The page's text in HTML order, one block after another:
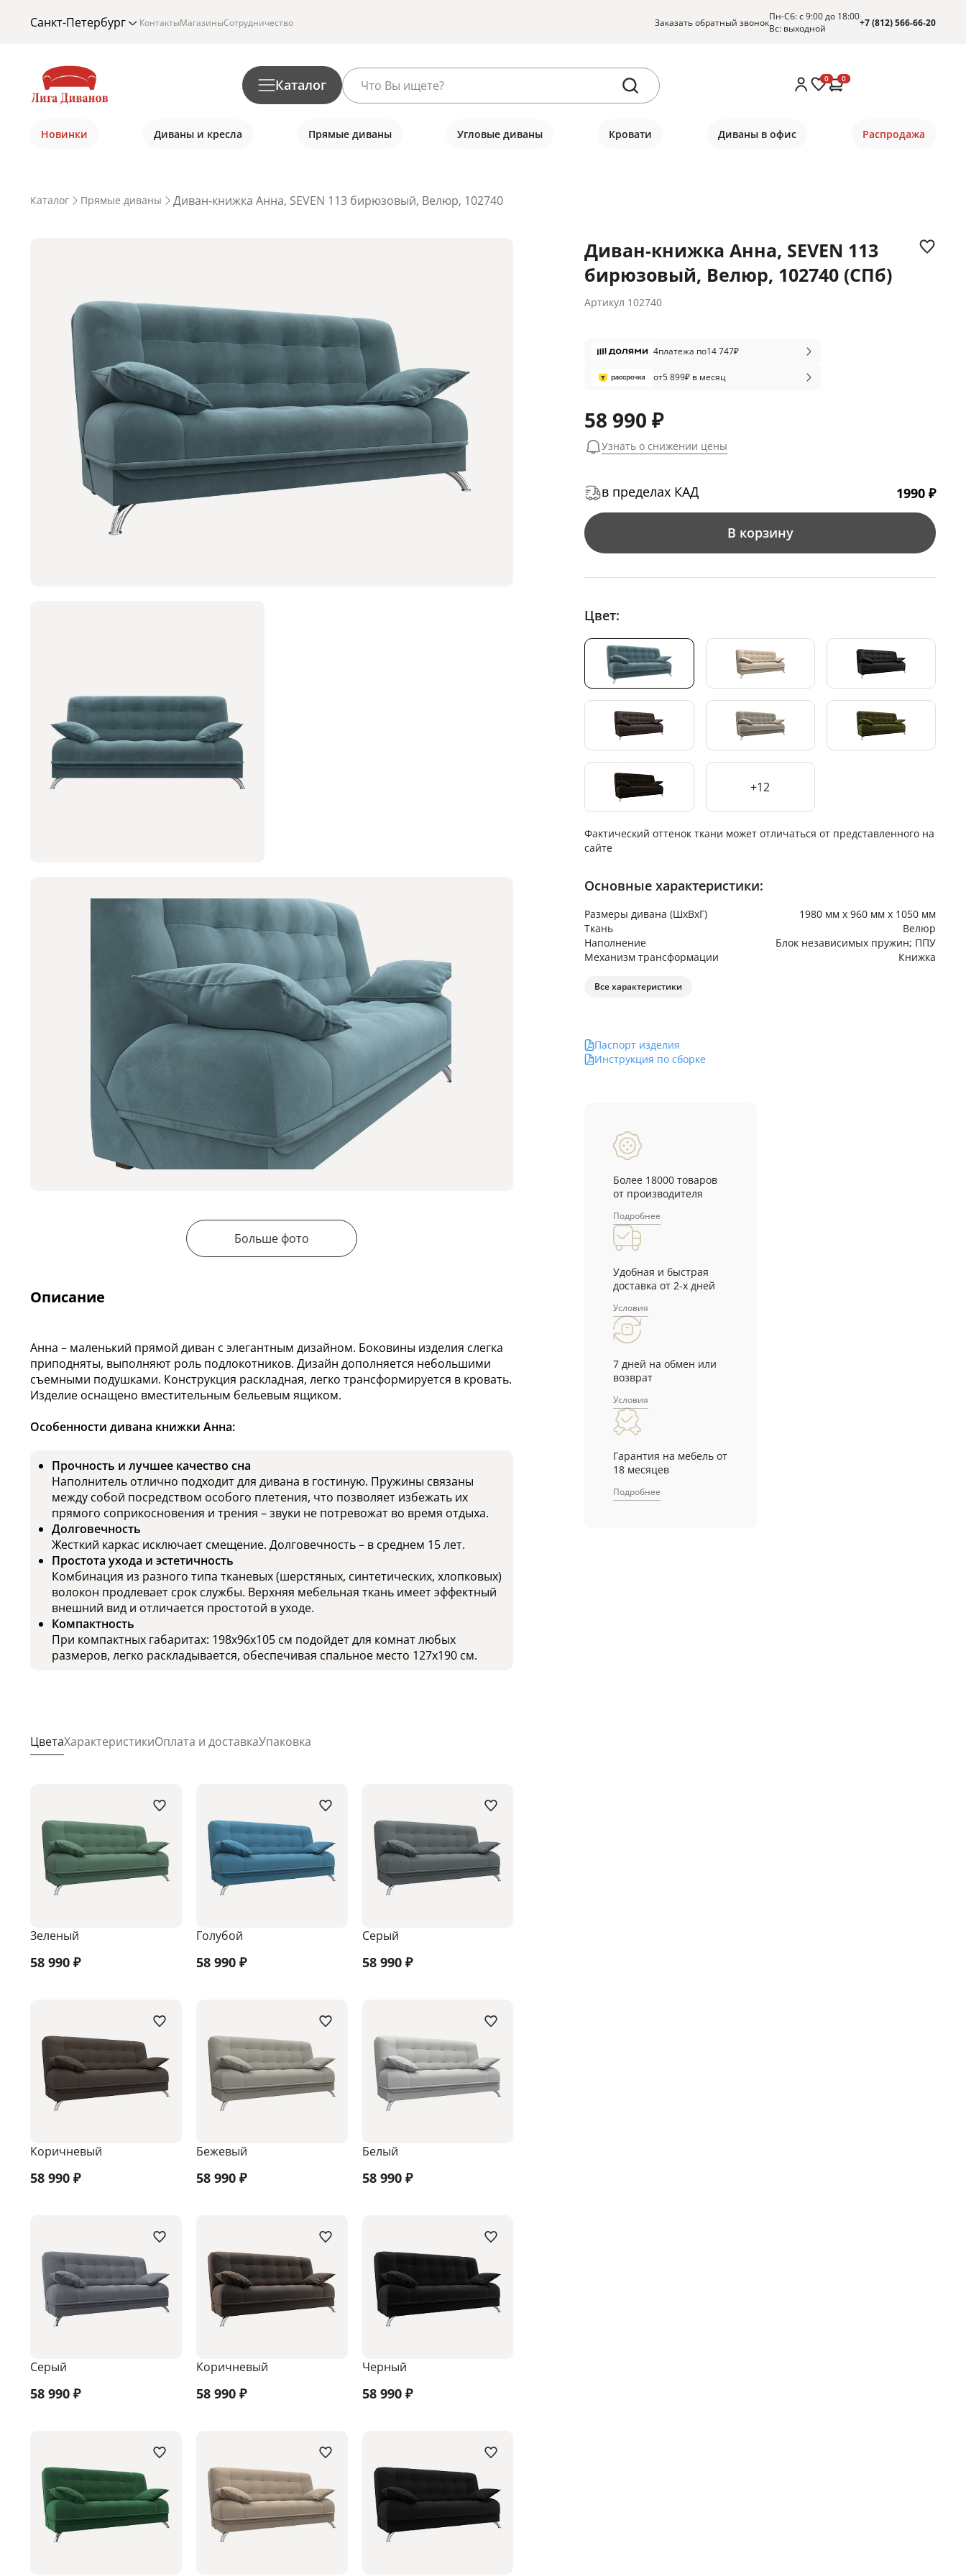
Санкт-Петербург КонтактыМагазиныСотрудничество Заказать обратный звонокПн-Сб: с 9:00 до 18:00
Вс: выходной
+7 (812) 566-66-20
Каталог 0 0
Новинки Диваны и кресла Прямые диваны Угловые диваны Кровати Диваны в офис Распродажа
Каталог Прямые диваны Диван-книжка Анна, SEVEN 113 бирюзовый, Велюр, 102740
Больше фото
Описание
Анна – маленький прямой диван с элегантным дизайном. Боковины изделия слегка
приподняты, выполняют роль подлокотников. Дизайн дополняется небольшими
съемными подушками. Конструкция раскладная, легко трансформируется в кровать.
Изделие оснащено вместительным бельевым ящиком.
Особенности дивана книжки Анна:
Прочность и лучшее качество сна
Наполнитель отлично подходит для дивана в гостиную. Пружины связаны
между собой посредством особого плетения, что позволяет избежать их
прямого соприкосновения и трения – звуки не потревожат во время отдыха.
Долговечность
Жесткий каркас исключает смещение. Долговечность – в среднем 15 лет.
Простота ухода и эстетичность
Комбинация из разного типа тканевых (шерстяных, синтетических, хлопковых)
волокон продлевает срок службы. Верхняя мебельная ткань имеет эффектный
внешний вид и отличается простотой в уходе.
Компактность
При компактных габаритах: 198х96х105 см подойдет для комнат любых
размеров, легко раскладывается, обеспечивая спальное место 127х190 см.
ЦветаХарактеристикиОплата и доставкаУпаковка
Зеленый
58 990 ₽
Голубой
58 990₽
Серый
58 990₽
Коричневый
58 990 ₽
Бежевый
58 990₽
Белый
58 990₽
Серый
58 990 ₽
Коричневый
58 990₽
Черный
58 990₽
Диван-книжка Анна, SEVEN 113
бирюзовый, Велюр, 102740 (СПб)
Артикул 102740
4платежа по14 747₽
от5 899₽ в месяц
58 990 ₽
Узнать о снижении цены
в пределах КАД 1990 ₽
В корзину
Цвет:
+12
Фактический оттенок ткани может отличаться от представленного на
сайте
Основные характеристики:
Размеры дивана (ШхВхГ)
1980 мм х 960 мм х 1050 мм
Ткань
Велюр
Наполнение
Блок независимых пружин; ППУ
Механизм трансформации
Книжка
Все характеристики
Паспорт изделия
Инструкция по сборке
Более 18000 товаров
от производителя
Подробнее
Удобная и быстрая
доставка от 2-х дней
Условия
7 дней на обмен или
возврат
Условия
Гарантия на мебель от
18 месяцев
Подробнее